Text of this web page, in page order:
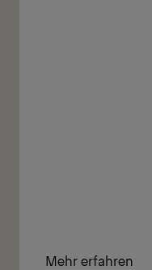
Mehr erfahren